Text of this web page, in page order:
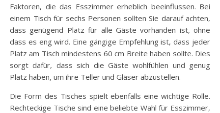
Faktoren, die das Esszimmer erheblich beeinflussen. Bei
einem Tisch für sechs Personen sollten Sie darauf achten,
dass genügend Platz für alle Gäste vorhanden ist, ohne
dass es eng wird. Eine gängige Empfehlung ist, dass jeder
Platz am Tisch mindestens 60 cm Breite haben sollte. Dies
sorgt dafür, dass sich die Gäste wohlfühlen und genug
Platz haben, um ihre Teller und Gläser abzustellen.
Die Form des Tisches spielt ebenfalls eine wichtige Rolle.
Rechteckige Tische sind eine beliebte Wahl für Esszimmer,